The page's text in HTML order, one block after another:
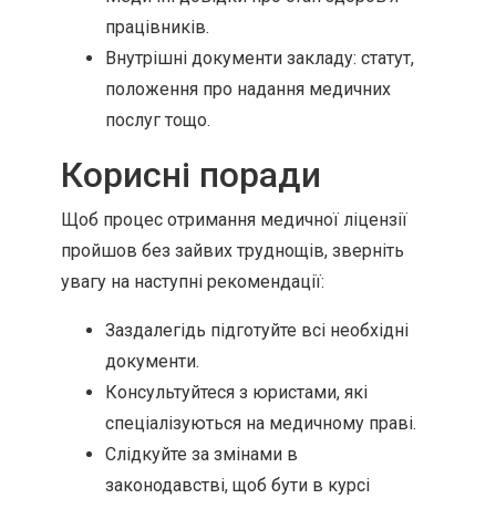
працівників.
Внутрішні документи закладу: статут,
положення про надання медичних
послуг тощо.
Корисні поради
Щоб процес отримання медичної ліцензії
пройшов без зайвих труднощів, зверніть
увагу на наступні рекомендації:
Заздалегідь підготуйте всі необхідні
документи.
Консультуйтеся з юристами, які
спеціалізуються на медичному праві.
Слідкуйте за змінами в
законодавстві, щоб бути в курсі